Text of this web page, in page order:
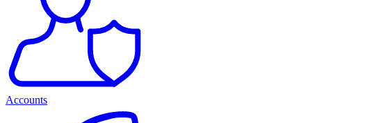
Accounts